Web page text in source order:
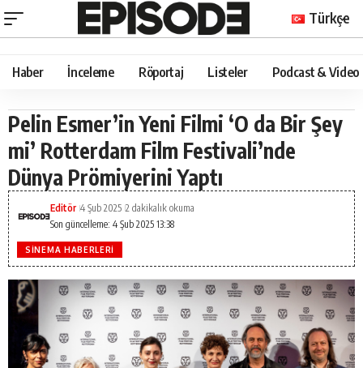
Türkçe
Haber İnceleme Röportaj Listeler Podcast & Video
Pelin Esmer’in Yeni Filmi ‘O da Bir Şey
mi’ Rotterdam Film Festivali’nde
Dünya Prömiyerini Yaptı
Son güncelleme: 4 Şub 2025 13:38
Editör 4 Şub 2025 2 dakikalık okuma
SINEMA HABERLERI